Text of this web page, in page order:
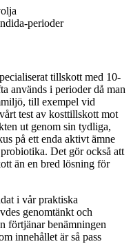
perioder
tillskott med 10-
används i perioder då man
till exempel vid
test av kosttillskott mot
ut genom sin tydliga,
på ett enda aktivt ämne
Det gör också att
än en bred lösning för
i vår praktiska
genomtänkt och
förtjänar benämningen
innehållet är så pass